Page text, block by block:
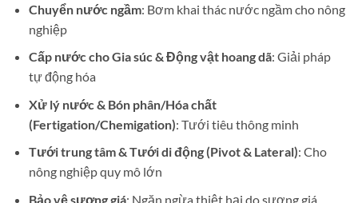
Chuyển nước ngầm: Bơm khai thác nước ngầm cho nông
nghiệp
Cấp nước cho Gia súc & Động vật hoang dã: Giải pháp
tự động hóa
Xử lý nước & Bón phân/Hóa chất
(Fertigation/Chemigation): Tưới tiêu thông minh
Tưới trung tâm & Tưới di động (Pivot & Lateral): Cho
nông nghiệp quy mô lớn
Bảo vệ sương giá: Ngăn ngừa thiệt hại do sương giá